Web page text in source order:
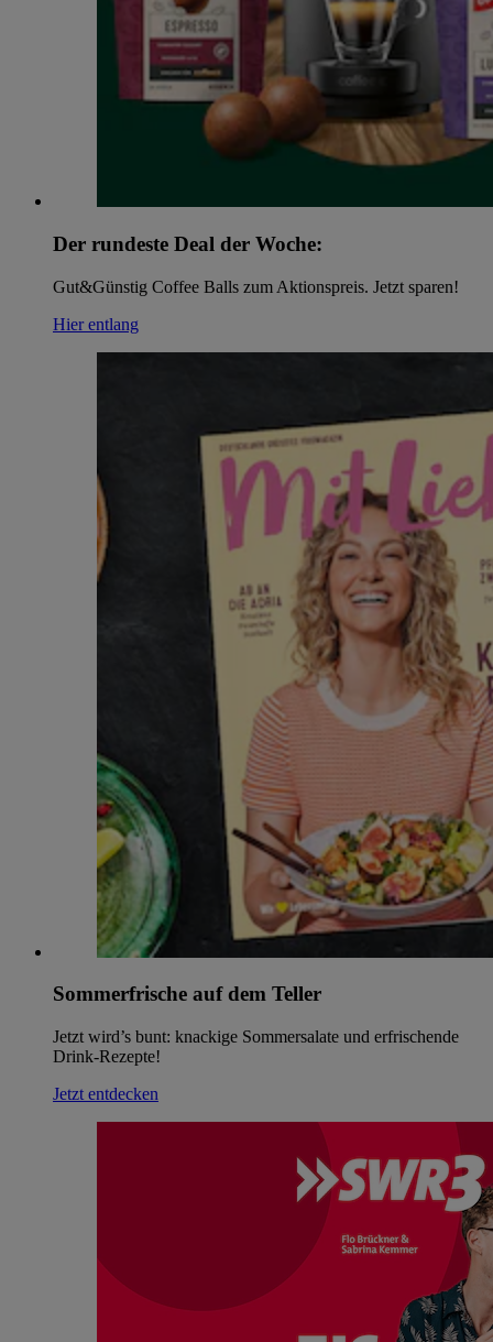
Der rundeste Deal der Woche:
Gut&Günstig Coffee Balls zum Aktionspreis. Jetzt sparen!
Hier entlang
Sommerfrische auf dem Teller
Jetzt wird’s bunt: knackige Sommersalate und erfrischende
Drink-Rezepte!
Jetzt entdecken